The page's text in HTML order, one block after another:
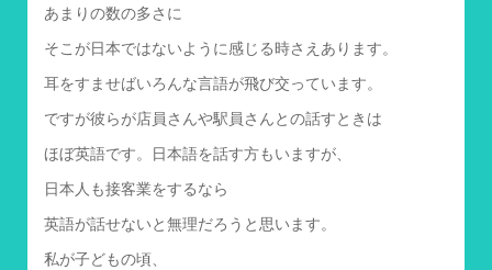
あまりの数の多さに
そこが日本ではないように感じる時さえあります。
耳をすませばいろんな言語が飛び交っています。
ですが彼らが店員さんや駅員さんとの話すときは
ほぼ英語です。日本語を話す方もいますが、
日本人も接客業をするなら
英語が話せないと無理だろうと思います。
私が子どもの頃、